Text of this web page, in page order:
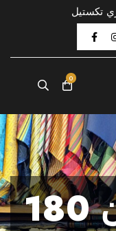
تكستيل
0
قماش ساتان 180